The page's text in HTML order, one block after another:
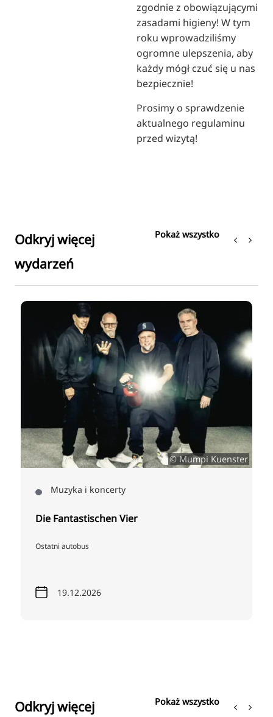
zgodnie z obowiązującymi
zasadami higieny! W tym
roku wprowadziliśmy
ogromne ulepszenia, aby
każdy mógł czuć się u nas
bezpiecznie!
Prosimy o sprawdzenie
aktualnego regulaminu
przed wizytą!
Odkryj więcej
wydarzeń
Pokaż wszystko
© Mumpi Kuenster
Muzyka i koncerty
Die Fantastischen Vier
Ostatni autobus
19.12.2026
Odkryj więcej
Pokaż wszystko